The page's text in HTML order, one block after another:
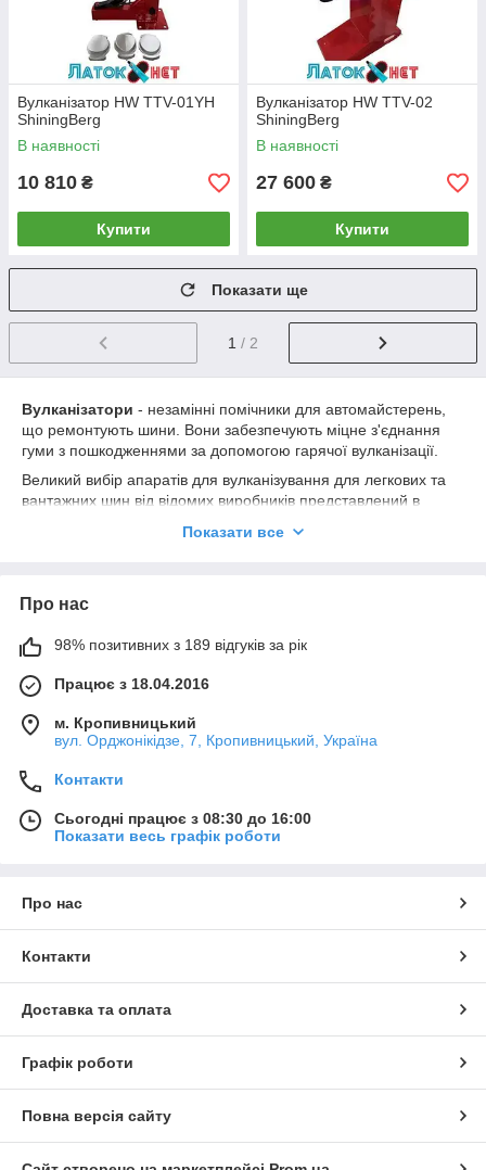
Вулканізатор HW TTV-01YH
ShiningBerg
В наявності
10 810 ₴
Купити
Вулканізатор HW TTV-02
ShiningBerg
В наявності
27 600 ₴
Купити
Показати ще
1 / 2
Вулканізатори - незамінні помічники для автомайстерень,
що ремонтують шини. Вони забезпечують міцне з'єднання
гуми з пошкодженнями за допомогою гарячої вулканізації.
Великий вибір апаратів для вулканізування для легкових та
вантажних шин від відомих виробників представлений в
Torin
Автостар
Vulkan
KSTI
Простоті використання
Високій якості
Широкому діапазону температур
На сайті ви можете купити
Для камер
Для шин
Переваги покупки у нас:
Гарантія
При виборі вулканізатора враховуйте:
Показати все
Про нас
98% позитивних з 189 відгуків за рік
Працює з 18.04.2016
м. Кропивницький
вул. Орджонікідзе, 7, Кропивницький, Україна
Контакти
Сьогодні працює з 08:30 до 16:00
Показати весь графік роботи
Про нас
Контакти
Доставка та оплата
Графік роботи
Повна версія сайту